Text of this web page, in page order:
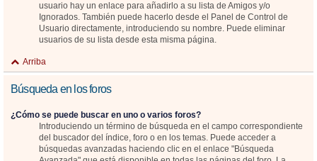
usuario hay un enlace para añadirlo a su lista de Amigos y/o
Ignorados. También puede hacerlo desde el Panel de Control de
Usuario directamente, introduciendo su nombre. Puede eliminar
usuarios de su lista desde esta misma página.
Arriba
Búsqueda en los foros
¿Cómo se puede buscar en uno o varios foros?
Introduciendo un término de búsqueda en el campo correspondiente
del buscador del índice, foro o en los temas. Puede acceder a
búsquedas avanzadas haciendo clic en el enlace "Búsqueda